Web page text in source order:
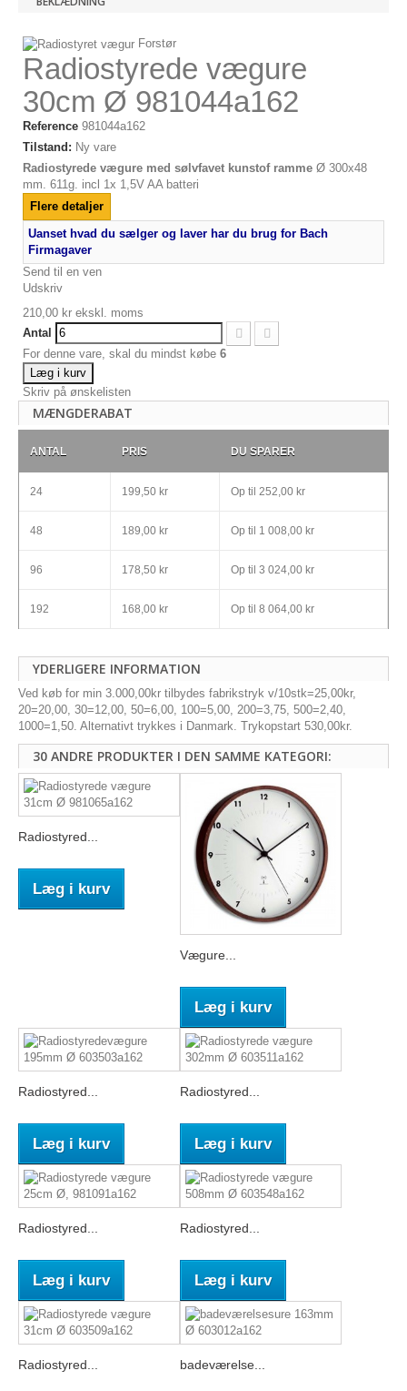
Forstør
Radiostyrede vægure
30cm Ø 981044a162
Reference 981044a162
Tilstand: Ny vare
Radiostyrede vægure med sølvfavet kunstof ramme Ø 300x48
mm. 611g. incl 1x 1,5V AA batteri
Flere detaljer
Uanset hvad du sælger og laver har du brug for Bach
Firmagaver
Send til en ven
Udskriv
210,00 kr ekskl. moms
Antal
For denne vare, skal du mindst købe 6
Læg i kurv
Skriv på ønskelisten
MÆNGDERABAT
ANTAL PRIS DU SPARER
24 199,50 kr Op til 252,00 kr
48 189,00 kr Op til 1 008,00 kr
96 178,50 kr Op til 3 024,00 kr
192 168,00 kr Op til 8 064,00 kr
YDERLIGERE INFORMATION
Ved køb for min 3.000,00kr tilbydes fabrikstryk v/10stk=25,00kr,
20=20,00, 30=12,00, 50=6,00, 100=5,00, 200=3,75, 500=2,40,
1000=1,50. Alternativt trykkes i Danmark. Trykopstart 530,00kr.
30 ANDRE PRODUKTER I DEN SAMME KATEGORI:
Radiostyred...
Læg i kurv
Vægure...
Læg i kurv
Radiostyred...
Læg i kurv
Radiostyred...
Læg i kurv
Radiostyred...
Læg i kurv
Radiostyred...
Læg i kurv
Radiostyred... badeværelse...